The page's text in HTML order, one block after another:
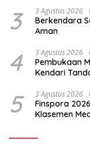
3 3 Agustus 2026
Berkendara
Aman
4 3 Agustus 2026
Pembukaan
Kendari
5 3 Agustus 2026
Finspora
Klasemen